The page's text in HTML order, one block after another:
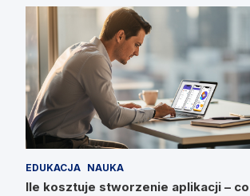
EDUKACJA NAUKA
Ile kosztuje stworzenie aplikacji – co